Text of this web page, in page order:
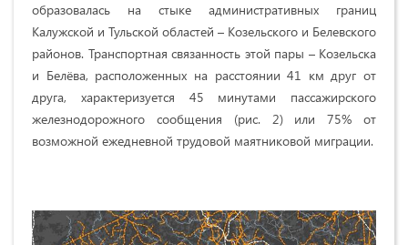
образовалась на стыке административных границ
Калужской и Тульской областей – Козельского и Белевского
районов. Транспортная связанность этой пары – Козельска
и Белёва, расположенных на расстоянии 41 км друг от
друга, характеризуется 45 минутами пассажирского
железнодорожного сообщения (рис. 2) или 75% от
возможной ежедневной трудовой маятниковой миграции.